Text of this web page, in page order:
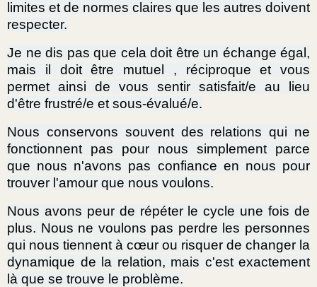
limites et de normes claires que les autres doivent
respecter.
Je ne dis pas que cela doit être un échange égal,
mais il doit être mutuel , réciproque et vous
permet ainsi de vous sentir satisfait/e au lieu
d'être frustré/e et sous-évalué/e.
Nous conservons souvent des relations qui ne
fonctionnent pas pour nous simplement parce
que nous n'avons pas confiance en nous pour
trouver l'amour que nous voulons.
Nous avons peur de répéter le cycle une fois de
plus. Nous ne voulons pas perdre les personnes
qui nous tiennent à cœur ou risquer de changer la
dynamique de la relation, mais c'est exactement
là que se trouve le problème.